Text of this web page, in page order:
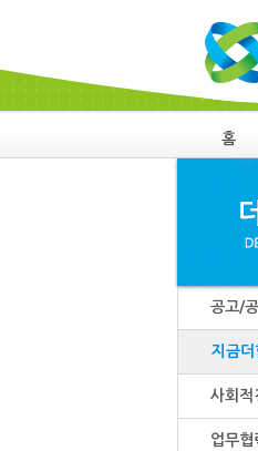
홈
공고/
지금더
사회적
업무협